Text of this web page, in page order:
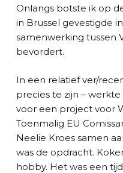
a
a
k
e
Onlangs botste ik op
in Brussel gevestigde
samenwerking tussen
bevordert.
In een relatief ver/
precies te zijn –
voor een project voor
Toenmalig EU
Neelie Kroes samen
was de opdracht.
hobby. Het was een